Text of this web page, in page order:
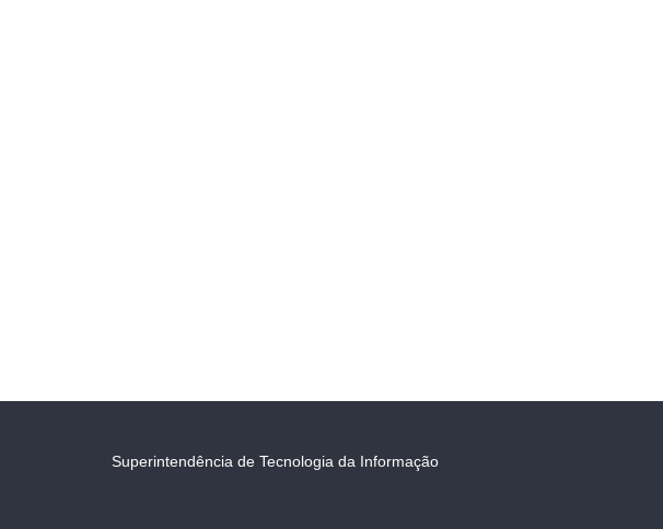
Superintendência de Tecnologia da Informação